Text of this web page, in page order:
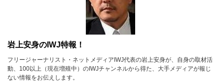
岩上安身のIWJ特報！
フリージャーナリスト・ネットメディアIWJ代表の岩上安身が、自身の取材活
動、100以上（現在増殖中）のIWJチャンネルから得た、大手メディアが報じ
ない情報をお伝えします。